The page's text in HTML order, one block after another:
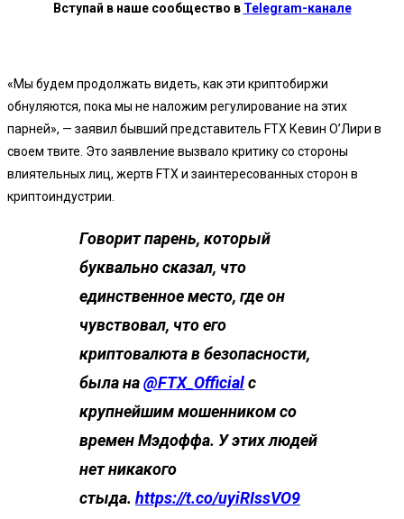
Вступай в наше сообщество в Telegram-канале
«Мы будем продолжать видеть, как эти криптобиржи
обнуляются, пока мы не наложим регулирование на этих
парней», — заявил бывший представитель FTX Кевин О’Лири в
своем твите. Это заявление вызвало критику со стороны
влиятельных лиц, жертв FTX и заинтересованных сторон в
криптоиндустрии.
Говорит парень, который
буквально сказал, что
единственное место, где он
чувствовал, что его
криптовалюта в безопасности,
была на@FTX_Officialс
крупнейшим мошенником со
времен Мэдоффа. У этих людей
нет никакого
стыда. https://t.co/uyiRIssVO9